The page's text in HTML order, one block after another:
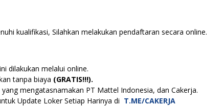
kualifikasi, Silahkan melakukan pendaftaran secara online.
dilakukan melalui online.
tanpa biaya (GRATIS!!!).
mengatasnamakan PT Mattel Indonesia, dan Cakerja.
Update Loker Setiap Harinya di T.ME/CAKERJA